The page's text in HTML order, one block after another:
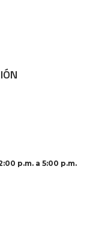
p.m. a 5:00 p.m.